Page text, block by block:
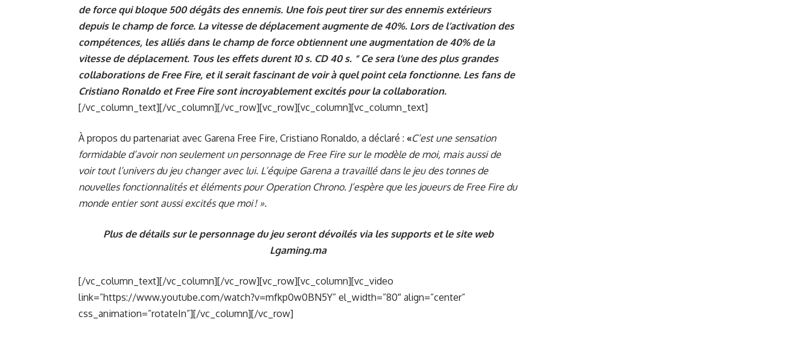
de force qui bloque 500 dégâts des ennemis. Une fois peut tirer sur des ennemis extérieurs
depuis le champ de force. La vitesse de déplacement augmente de 40%. Lors de l’activation des
compétences, les alliés dans le champ de force obtiennent une augmentation de 40% de la
vitesse de déplacement. Tous les effets durent 10 s. CD 40 s. “Ce sera l’une des plus grandes
collaborations de Free Fire, et il serait fascinant de voir à quel point cela fonctionne. Les fans de
Cristiano Ronaldo et Free Fire sont incroyablement excités pour la collaboration.
[/vc_column_text][/vc_column][/vc_row][vc_row][vc_column][vc_column_text]
À propos du partenariat avec Garena Free Fire, Cristiano Ronaldo, a déclaré : «C’est une sensation
formidable d’avoir non seulement un personnage de Free Fire sur le modèle de moi, mais aussi de
voir tout l’univers du jeu changer avec lui. L’équipe Garena a travaillé dans le jeu des tonnes de
nouvelles fonctionnalités et éléments pour Operation Chrono. J’espère que les joueurs de Free Fire du
monde entier sont aussi excités que moi ! ».
Plus de détails sur le personnage du jeu seront dévoilés via les supports et le site web
Lgaming.ma
[/vc_column_text][/vc_column][/vc_row][vc_row][vc_column][vc_video
link=”https://www.youtube.com/watch?v=mfkp0w0BN5Y” el_width=”80″ align=”center”
css_animation=”rotateIn”][/vc_column][/vc_row]